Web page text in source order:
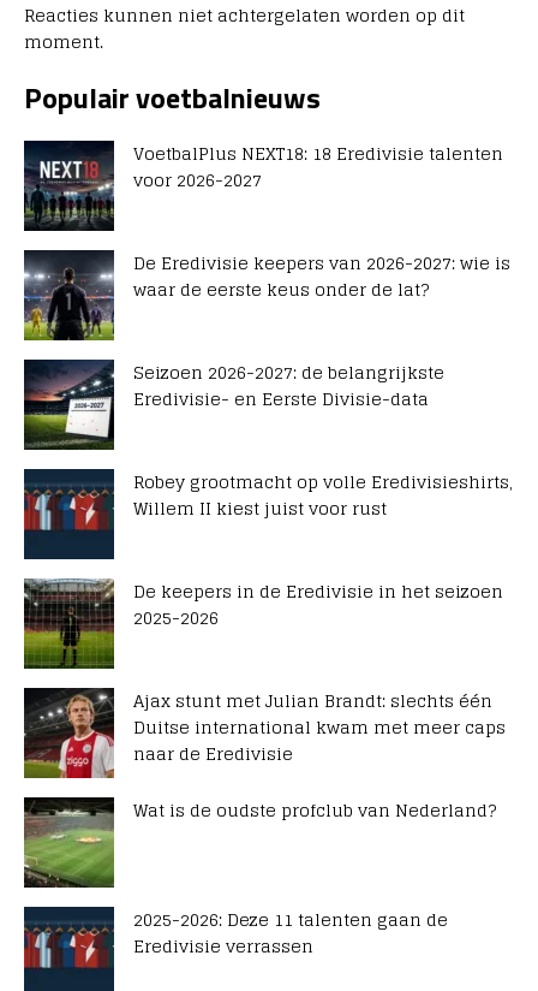
Reacties kunnen niet achtergelaten worden op dit
moment.
Populair voetbalnieuws
VoetbalPlus NEXT18: 18 Eredivisie talenten
voor 2026-2027
De Eredivisie keepers van 2026-2027: wie is
waar de eerste keus onder de lat?
Seizoen 2026-2027: de belangrijkste
Eredivisie- en Eerste Divisie-data
Robey grootmacht op volle Eredivisieshirts,
Willem II kiest juist voor rust
De keepers in de Eredivisie in het seizoen
2025-2026
Ajax stunt met Julian Brandt: slechts één
Duitse international kwam met meer caps
naar de Eredivisie
Wat is de oudste profclub van Nederland?
2025-2026: Deze 11 talenten gaan de
Eredivisie verrassen